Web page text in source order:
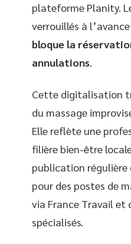
plateforme Planity.
verrouillés à
bloque la
annulations.
Cette digitalisation
du massage
Elle reflète une
filière bien-être
publication régulière
pour des postes de
via France Travail et
spécialisés.